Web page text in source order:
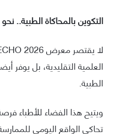
التكوين بالمحاكاة الطبية..
العلمية التقليدية، بل يوفر
الطبية.
ويتيح هذا الفضاء للأطباء
تحاكي الواقع اليومي